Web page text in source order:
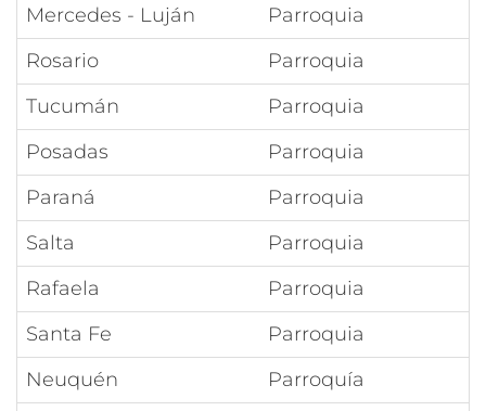
Mercedes - Luján
Parroquia
Rosario
Parroquia
Tucumán
Parroquia
Posadas
Parroquia
Paraná
Parroquia
Salta
Parroquia
Rafaela
Parroquia
Santa Fe
Parroquia
Neuquén
Parroquía